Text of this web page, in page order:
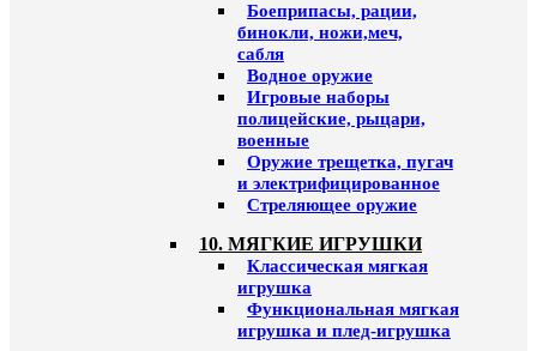
Боеприпасы, рации,
бинокли, ножи,меч,
сабля
Водное оружие
Игровые наборы
полицейские, рыцари,
военные
Оружие трещетка, пугач
и электрифицированное
Стреляющее оружие
10. МЯГКИЕ ИГРУШКИ
Классическая мягкая
игрушка
Функциональная мягкая
игрушка и плед-игрушка